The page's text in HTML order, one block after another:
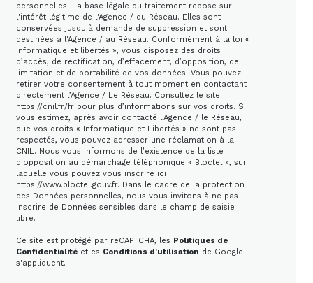
personnelles. La base légale du traitement repose sur
l'intérêt légitime de l'Agence / du Réseau. Elles sont
conservées jusqu'à demande de suppression et sont
destinées à l'Agence / au Réseau. Conformément à la loi «
informatique et libertés », vous disposez des droits
d’accès, de rectification, d’effacement, d’opposition, de
limitation et de portabilité de vos données. Vous pouvez
retirer votre consentement à tout moment en contactant
directement l’Agence / Le Réseau. Consultez le site
https://cnil.fr/frpour plus d’informations sur vos droits. Si
vous estimez, après avoir contacté l'Agence / le Réseau,
que vos droits « Informatique et Libertés » ne sont pas
respectés, vous pouvez adresser une réclamation à la
CNIL. Nous vous informons de l’existence de la liste
d'opposition au démarchage téléphonique « Bloctel », sur
laquelle vous pouvez vous inscrire ici :
https://www.bloctel.gouv.fr. Dans le cadre de la protection
des Données personnelles, nous vous invitons à ne pas
inscrire de Données sensibles dans le champ de saisie
libre.
Ce site est protégé par reCAPTCHA, les
Politiques de
Confidentialitéet es Conditions d'utilisation de Google
s'appliquent.